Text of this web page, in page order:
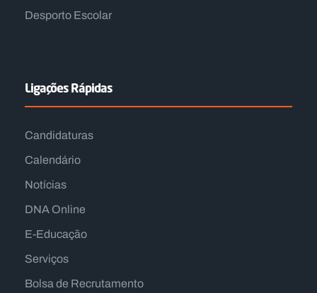
Desporto Escolar
Ligações Rápidas
Candidaturas
Calendário
Notícias
DNA Online
E-Educação
Serviços
Bolsa de Recrutamento